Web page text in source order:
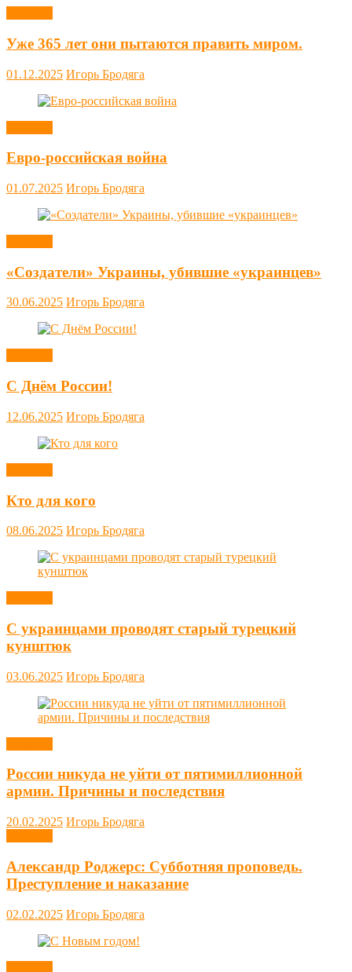
Уже 365 лет они пытаются править миром.
01.12.2025 Игорь Бродяга
Евро-российская война
01.07.2025 Игорь Бродяга
«Создатели» Украины, убившие «украинцев»
30.06.2025 Игорь Бродяга
С Днём России!
12.06.2025 Игорь Бродяга
Кто для кого
08.06.2025 Игорь Бродяга
С украинцами проводят старый турецкий
кунштюк
03.06.2025 Игорь Бродяга
России никуда не уйти от пятимиллионной
армии. Причины и последствия
20.02.2025 Игорь Бродяга
Александр Роджерс: Субботняя проповедь.
Преступление и наказание
02.02.2025 Игорь Бродяга